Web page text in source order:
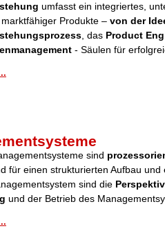
umfasst ein integriertes,
Produkte – von der
, das Product
- Säulen für
sind
für einen strukturierten Aufbau
sind die
und der Betrieb des